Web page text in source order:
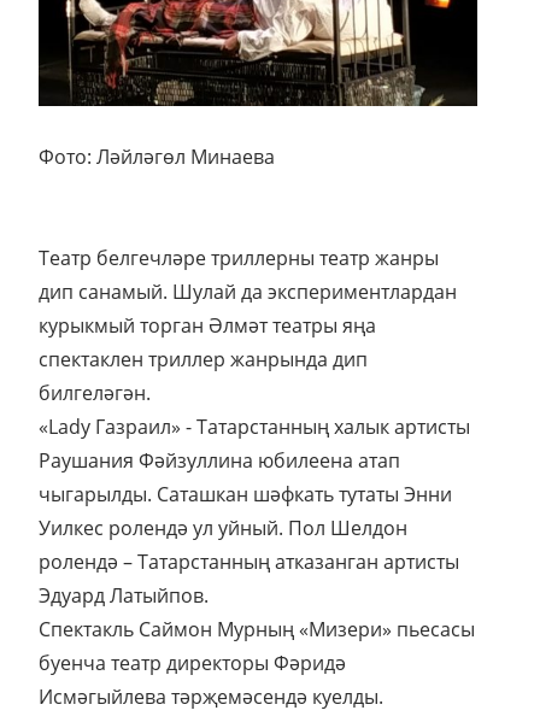
Фото: Ләйләгөл Минаева
Театр белгечләре триллерны театр жанры
дип санамый. Шулай да экспериментлардан
курыкмый торган Әлмәт театры яңа
спектаклен триллер жанрында дип
билгеләгән.
«Lady Газраил» - Татарстанның халык артисты
Раушания Фәйзуллина юбилеена атап
чыгарылды. Саташкан шәфкать тутаты Энни
Уилкес ролендә ул уйный. Пол Шелдон
ролендә – Татарстанның атказанган артисты
Эдуард Латыйпов.
Спектакль Саймон Мурның «Мизери» пьесасы
буенча театр директоры Фәридә
Исмәгыйлева тәрҗемәсендә куелды.